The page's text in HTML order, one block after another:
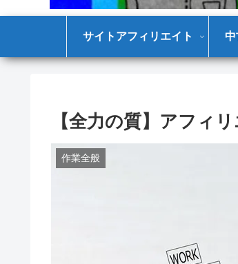
サイトアフィリエイト 中
【全力の質】アフィ
作業全般